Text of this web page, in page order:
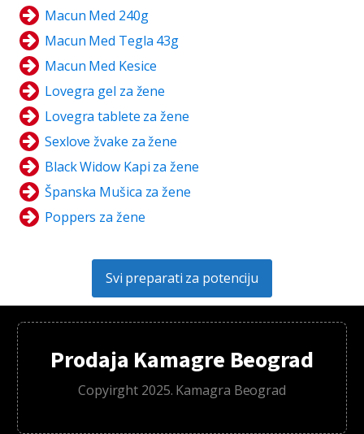
Macun Med 240g
Macun Med Tegla 43g
Macun Med Kesice
Lovegra gel za žene
Lovegra tablete za žene
Sexlove žvake za žene
Black Widow Kapi za žene
Španska Mušica za žene
Poppers za žene
Svi preparati za potenciju
Prodaja Kamagre Beograd
Copyirght 2025. Kamagra Beograd